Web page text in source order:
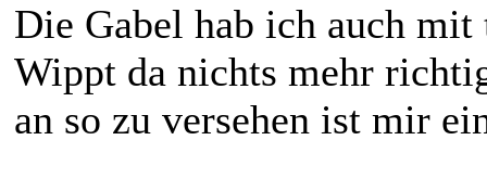
Die Gabel hab ich auch mit
Wippt da nichts mehr
an so zu versehen ist mir